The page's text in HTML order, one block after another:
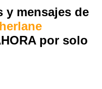
y mensajes de
por solo